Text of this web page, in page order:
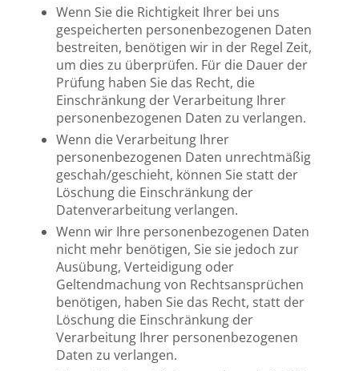
Wenn Sie die Richtigkeit Ihrer bei uns
gespeicherten personenbezogenen Daten
bestreiten, benötigen wir in der Regel Zeit,
um dies zu überprüfen. Für die Dauer der
Prüfung haben Sie das Recht, die
Einschränkung der Verarbeitung Ihrer
personenbezogenen Daten zu verlangen.
Wenn die Verarbeitung Ihrer
personenbezogenen Daten unrechtmäßig
geschah/geschieht, können Sie statt der
Löschung die Einschränkung der
Datenverarbeitung verlangen.
Wenn wir Ihre personenbezogenen Daten
nicht mehr benötigen, Sie sie jedoch zur
Ausübung, Verteidigung oder
Geltendmachung von Rechtsansprüchen
benötigen, haben Sie das Recht, statt der
Löschung die Einschränkung der
Verarbeitung Ihrer personenbezogenen
Daten zu verlangen.